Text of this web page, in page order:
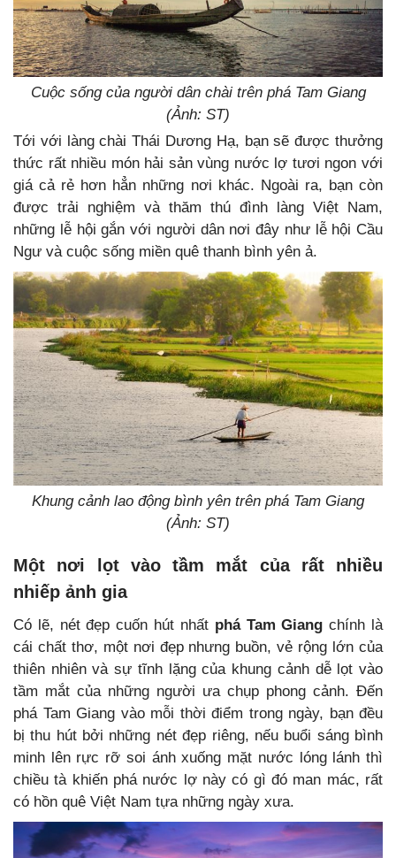
Cuộc sống của người dân chài trên phá Tam Giang
(Ảnh: ST)
Tới với làng chài Thái Dương Hạ, bạn sẽ được thưởng
thức rất nhiều món hải sản vùng nước lợ tươi ngon với
giá cả rẻ hơn hẳn những nơi khác. Ngoài ra, bạn còn
được trải nghiệm và thăm thú đình làng Việt Nam,
những lễ hội gắn với người dân nơi đây như lễ hội Cầu
Ngư và cuộc sống miền quê thanh bình yên ả.
Khung cảnh lao động bình yên trên phá Tam Giang
(Ảnh: ST)
Một nơi lọt vào tầm mắt của rất nhiều
nhiếp ảnh gia
Có lẽ, nét đẹp cuốn hút nhất phá Tam Giang chính là
cái chất thơ, một nơi đẹp nhưng buồn, vẻ rộng lớn của
thiên nhiên và sự tĩnh lặng của khung cảnh dễ lọt vào
tầm mắt của những người ưa chụp phong cảnh. Đến
phá Tam Giang vào mỗi thời điểm trong ngày, bạn đều
bị thu hút bởi những nét đẹp riêng, nếu buổi sáng bình
minh lên rực rỡ soi ánh xuống mặt nước lóng lánh thì
chiều tà khiến phá nước lợ này có gì đó man mác, rất
có hồn quê Việt Nam tựa những ngày xưa.